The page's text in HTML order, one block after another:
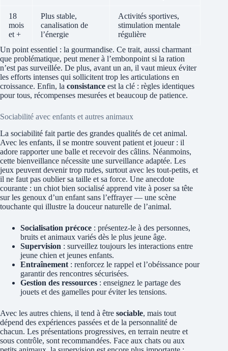
18
mois
et +
Plus stable,
canalisation de
l’énergie
Activités sportives,
stimulation mentale
régulière
Un point essentiel : la gourmandise. Ce trait, aussi charmant
que problématique, peut mener à l’embonpoint si la ration
n’est pas surveillée. De plus, avant un an, il vaut mieux éviter
les efforts intenses qui sollicitent trop les articulations en
croissance. Enfin, la consistance est la clé : règles identiques
pour tous, récompenses mesurées et beaucoup de patience.
Sociabilité avec enfants et autres animaux
La sociabilité fait partie des grandes qualités de cet animal.
Avec les enfants, il se montre souvent patient et joueur : il
adore rapporter une balle et recevoir des câlins. Néanmoins,
cette bienveillance nécessite une surveillance adaptée. Les
jeux peuvent devenir trop rudes, surtout avec les tout-petits, et
il ne faut pas oublier sa taille et sa force. Une anecdote
courante : un chiot bien socialisé apprend vite à poser sa tête
sur les genoux d’un enfant sans l’effrayer — une scène
touchante qui illustre la douceur naturelle de l’animal.
Socialisation précoce : présentez-le à des personnes,
bruits et animaux variés dès le plus jeune âge.
Supervision : surveillez toujours les interactions entre
jeune chien et jeunes enfants.
Entraînement : renforcez le rappel et l’obéissance pour
garantir des rencontres sécurisées.
Gestion des ressources : enseignez le partage des
jouets et des gamelles pour éviter les tensions.
Avec les autres chiens, il tend à être sociable, mais tout
dépend des expériences passées et de la personnalité de
chacun. Les présentations progressives, en terrain neutre et
sous contrôle, sont recommandées. Face aux chats ou aux